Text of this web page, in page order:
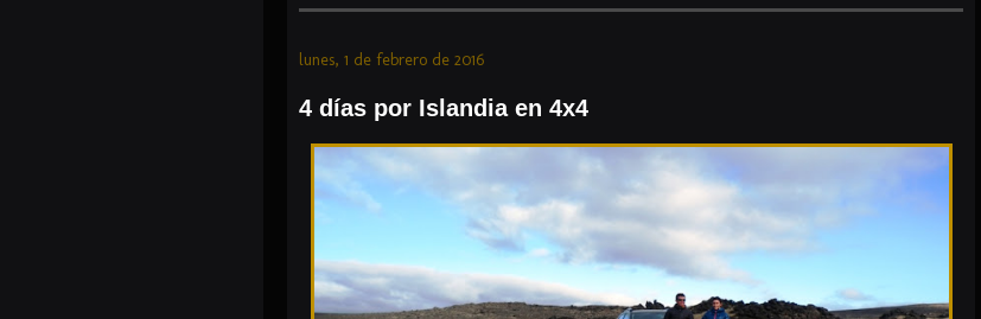
lunes, 1 de febrero de 2016
4 días por Islandia en 4x4